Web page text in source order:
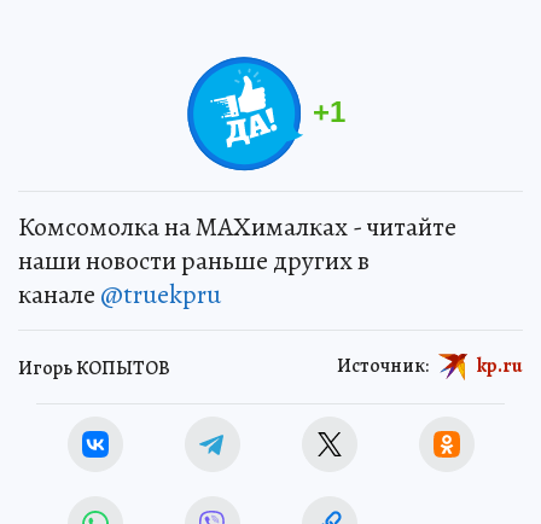
+1
Комсомолка на MAXималках - читайте
наши новости раньше других в
канале @truekpru
Игорь КОПЫТОВ Источник: kp.ru